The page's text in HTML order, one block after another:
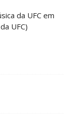
da UFC em
UFC)